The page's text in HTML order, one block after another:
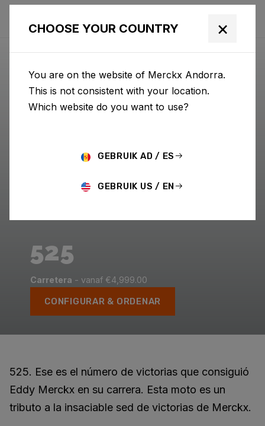
525
Carretera - vanaf €4,999.00
CONFIGURAR & ORDENAR
525. Ese es el número de victorias que consiguió
Eddy Merckx en su carrera. Esta moto es un
tributo a la insaciable sed de victorias de Merckx.
CHOOSE YOUR COUNTRY ×
You are on the website of Merckx Andorra.
This is not consistent with your location.
Which website do you want to use?
GEBRUIK AD / ES
GEBRUIK US / EN